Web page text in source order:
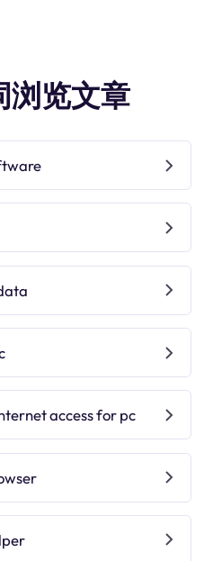
浏览文章
access for pc